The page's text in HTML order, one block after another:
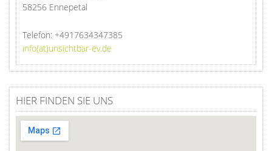
58256 Ennepetal
Telefon: +4917634347385
info(at)unsichtbar-ev.de
HIER FINDEN SIE UNS